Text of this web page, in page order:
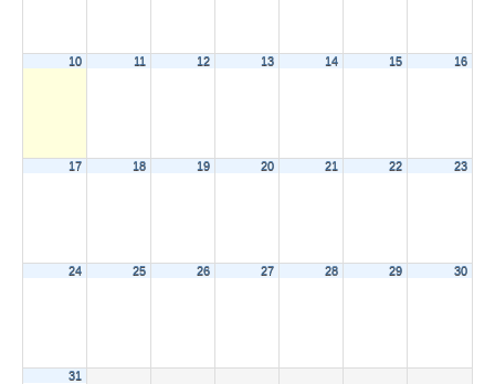
10 11 12 13 14 15 16
17 18 19 20 21 22 23
24 25 26 27 28 29 30
31